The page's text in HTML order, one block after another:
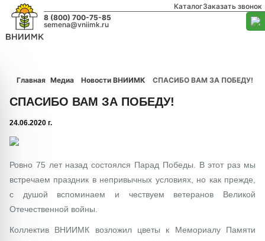
КаталогЗаказать звонок
8 (800) 700-75-85
semena@vniimk.ru
Главная Медиа Новости ВНИИМК СПАСИБО ВАМ ЗА ПОБЕДУ!
СПАСИБО ВАМ ЗА ПОБЕДУ!
24.06.2020 г.
Ровно 75 лет назад состоялся Парад Победы. В этот раз мы
встречаем праздник в непривычных условиях, но как прежде,
с душой вспоминаем и чествуем ветеранов Великой
Отечественной войны.
Коллектив ВНИИМК возложил цветы к Мемориалу Памяти